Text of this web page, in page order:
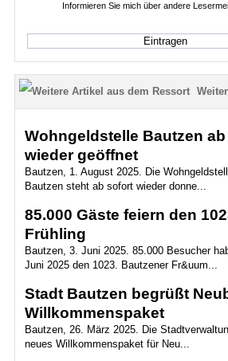
Informieren Sie mich über andere
Wohngeldstelle Bautzen
wieder geöffnet
Bautzen, 1. August 2025. Die
Bautzen steht ab sofort wieder donne...
85.000 Gäste feiern den
Frühling
Bautzen, 3. Juni 2025. 85.000 Besucher
Juni 2025 den 1023. Bautzener Fr&uum...
Stadt Bautzen begrüßt
Willkommenspaket
Bautzen, 26. März 2025. Die
neues Willkommenspaket für Neu...